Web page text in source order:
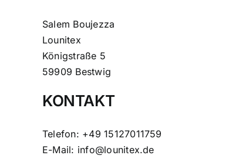
Salem Boujezza
Lounitex
Königstraße 5
59909 Bestwig
KONTAKT
Telefon: +49 15127011759
E-Mail: info@lounitex.de